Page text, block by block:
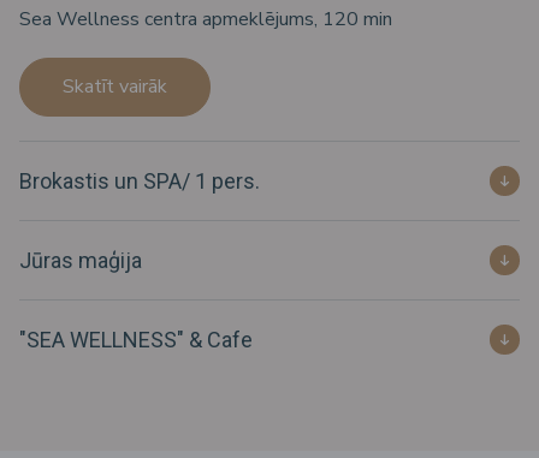
Sea Wellness centra apmeklējums, 120 min
Skatīt vairāk
Brokastis un SPA/ 1 pers.
Jūras maģija
"SEA WELLNESS" & Cafe